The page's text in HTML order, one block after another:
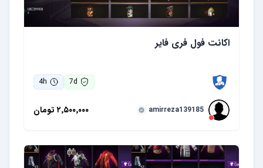
اکانت فول فری فایر
7d
4h
amirreza139185 ۲٬۵۰۰٬۰۰۰تومان